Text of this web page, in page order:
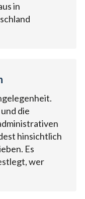
in
die
hinsichtlich
Es
wer